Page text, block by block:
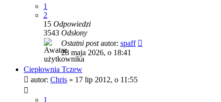
1
2
15 Odpowiedzi
3543 Odsłony
Ostatni postautor: spaff
28 maja 2026, o 18:41
Ciepłownia Tczew
autor: Chris » 17 lip 2012, o 11:55
1